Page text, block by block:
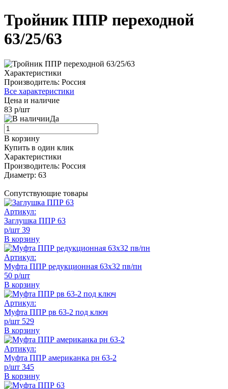
Тройник ППР переходной
63/25/63
Характеристики
Производитель: Россия
Все характеристики
Цена и наличие
83 р/шт
Да
В корзину
Купить в один клик
Характеристики
Производитель: Россия
Диаметр: 63
Сопутствующие товары
Артикул:
Заглушка ППР 63
р/шт 39
В корзину
Артикул:
Муфта ППР редукционная 63х32 пв/пн
50 р/шт
В корзину
Артикул:
Муфта ППР рв 63-2 под ключ
р/шт 529
В корзину
Артикул:
Муфта ППР американка рн 63-2
р/шт 345
В корзину